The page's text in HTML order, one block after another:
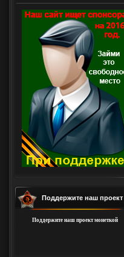
Поддержите наш проект
Поддержите наш проект монеткой